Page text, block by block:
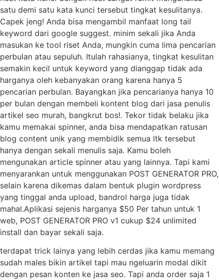
satu demi satu kata kunci tersebut tingkat kesulitanya.
Capek jeng! Anda bisa mengambil manfaat long tail
keyword dari google suggest. minim sekali jika Anda
masukan ke tool riset Anda, mungkin cuma lima pencarian
perbulan atau sepuluh. Itulah rahasianya, tingkat kesulitan
semakin kecil untuk keyword yang dianggap tidak ada
harganya oleh kebanyakan orang karena hanya 5
pencarian perbulan. Bayangkan jika pencarianya hanya 10
per bulan dengan membeli kontent blog dari jasa penulis
artikel seo murah, bangkrut bos!. Tekor tidak belaku jika
kamu memakai spinner, anda bisa mendapatkan ratusan
blog content unik yang membidik semua ltk tersebut
hanya dengan sekali menulis saja. Kamu boleh
mengunakan article spinner atau yang lainnya. Tapi kami
menyarankan untuk menggunakan POST GENERATOR PRO,
selain karena dikemas dalam bentuk plugin wordpress
yang tinggal anda upload, bandrol harga juga tidak
mahal.Aplikasi sejenis harganya $50 Per tahun untuk 1
web, POST GENERATOR PRO v1 cukup $24 unlimited
install dan bayar sekali saja.
terdapat trick lainya yang lebih cerdas jika kamu memang
sudah males bikin artikel tapi mau ngeluarin modal dikit
dengan pesan konten ke jasa seo. Tapi anda order saja 1